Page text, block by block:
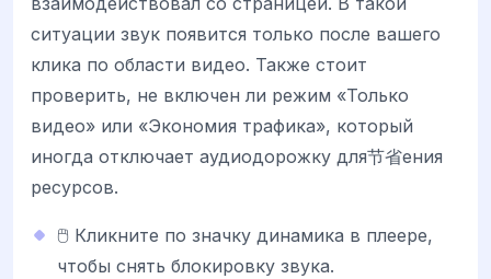
ситуации звук появится только после вашего
клика по области видео. Также стоит
проверить, не включен ли режим «Только
видео» или «Экономия трафика», который
иногда отключает аудиодорожку для节省ения
ресурсов.
🖱️ Кликните по значку динамика в плеере,
чтобы снять блокировку звука.